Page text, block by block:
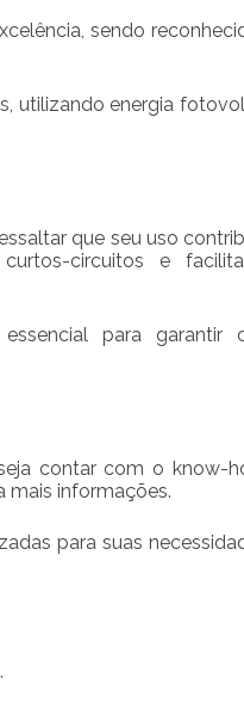
sendo
utilizando energia
que seu uso
circuitos e
para garantir
contar com o know-
mais informações.
para suas